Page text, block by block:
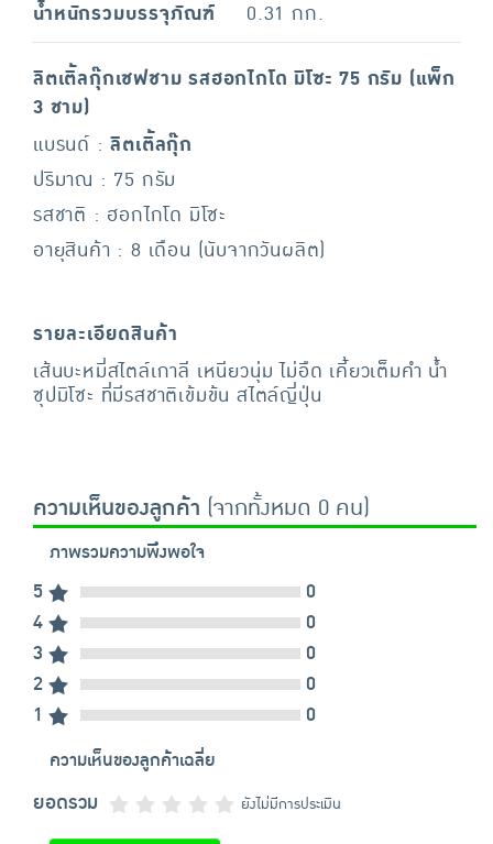
น้ำหนักรวมบรรจุภัณฑ์ 0.31 กก.
ลิตเติ้ลกุ๊กเชฟชาม รสฮอกไกโด มิโซะ 75 กรัม (แพ็ก
3 ชาม)
แบรนด์ :ลิตเติ้ลกุ๊ก
ปริมาณ : 75 กรัม
รสชาติ : ฮอกไกโด มิโซะ
อายุสินค้า : 8 เดือน (นับจากวันผลิต)
รายละเอียดสินค้า
เส้นบะหมี่สไตล์เกาลี เหนียวนุ่ม ไม่อืด เคี้ยวเต็มคำ น้ำ
ซุปมิโซะ ที่มีรสชาติเข้มข้น สไตล์ญี่ปุ่น
ความเห็นของลูกค้า (จากทั้งหมด 0 คน)
ภาพรวมความพึงพอใจ
5
0
4
0
3
0
2
0
1
0
ความเห็นของลูกค้าเฉลี่ย
ยอดรวม ยังไม่มีการประเมิน